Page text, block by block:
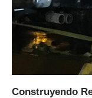
Construyendo